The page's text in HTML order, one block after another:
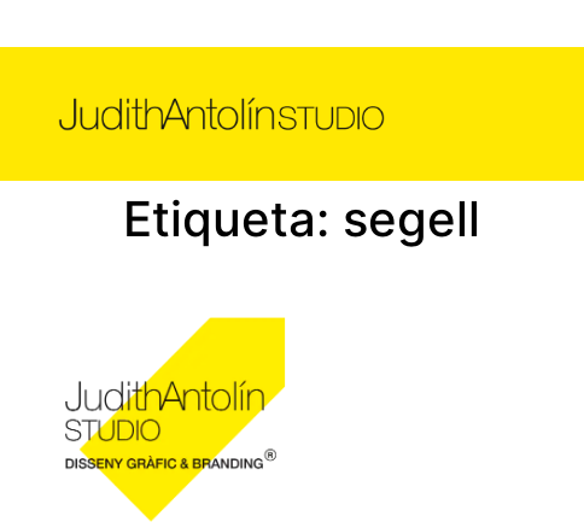
Etiqueta: segell